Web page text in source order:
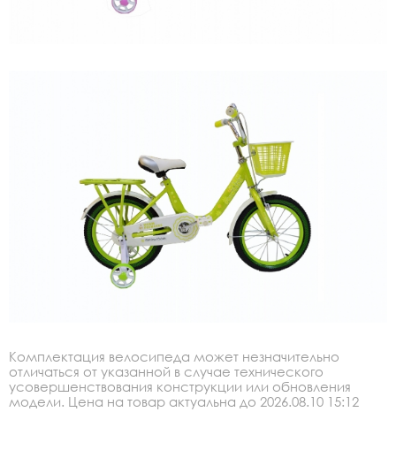
Комплектация велосипеда может незначительно
отличаться от указанной в случае технического
усовершенствования конструкции или обновления
модели. Цена на товар актуальна до 2026.08.10 15:12